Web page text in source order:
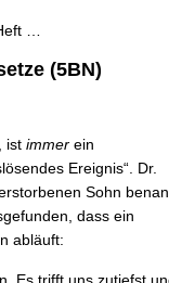
…
(5BN)
ist immer ein
Ereignis“. Dr.
Sohn
dass ein
abläuft: